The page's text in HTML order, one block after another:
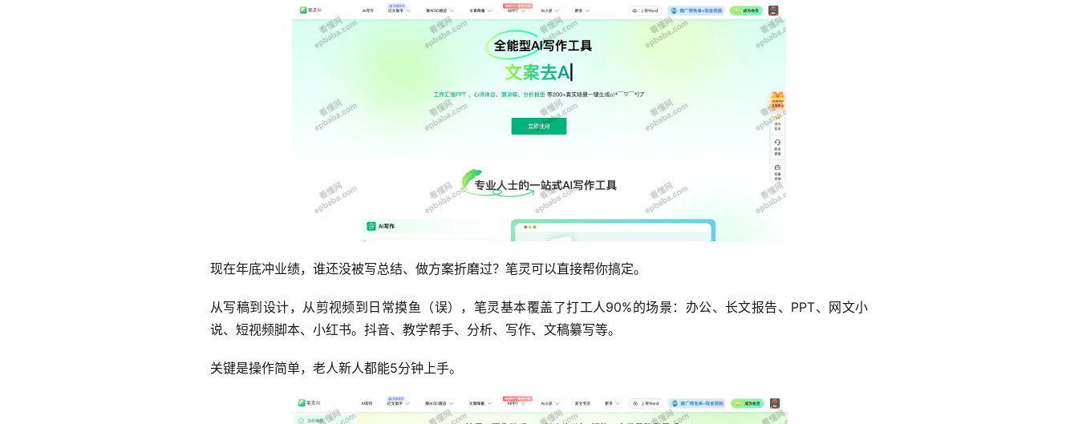
现在年底冲业绩，谁还没被写总结、做方案折磨过？笔灵可以直接帮你搞定。
从写稿到设计，从剪视频到日常摸鱼（误），笔灵基本覆盖了打工人90%的场景：办公、长文报告、PPT、网文小
说、短视频脚本、小红书。抖音、教学帮手、分析、写作、文稿纂写等。
关键是操作简单，老人新人都能5分钟上手。